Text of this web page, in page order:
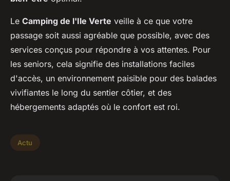
Le Camping de l'Ile Verte veille à ce que votre
passage soit aussi agréable que possible, avec des
services conçus pour répondre à vos attentes. Pour
les seniors, cela signifie des installations faciles
d'accès, un environnement paisible pour des balades
vivifiantes le long du sentier côtier, et des
hébergements adaptés où le confort est roi.
Actu